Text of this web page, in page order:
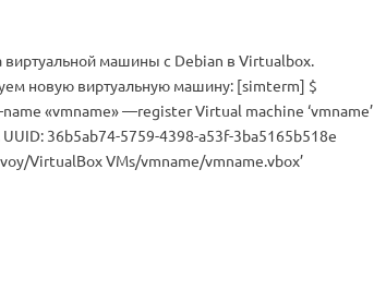
виртуальной машины с Debian в Virtualbox.
новую виртуальную машину: [simterm] $
«vmname» —register Virtual machine ‘vmname’
36b5ab74-5759-4398-a53f-3ba5165b518e
VirtualBox VMs/vmname/vmname.vbox’